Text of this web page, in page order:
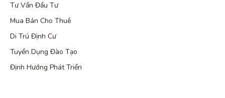
Tư Vấn Đầu Tư
Mua Bán Cho Thuê
Di Trú Định Cư
Tuyển Dụng Đào Tạo
Định Hướng Phát Triển